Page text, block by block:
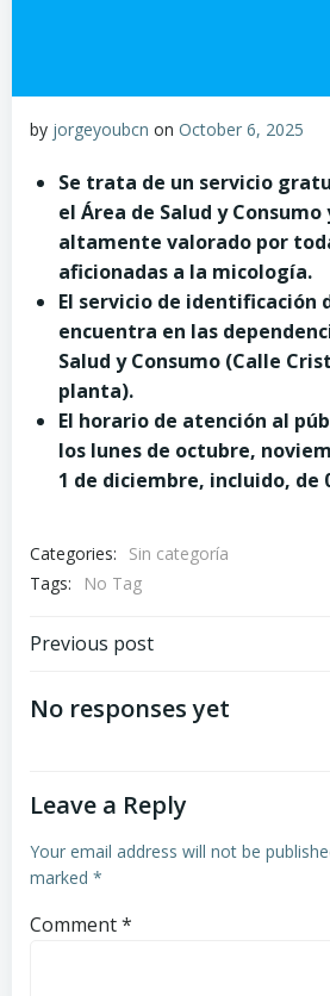
by jorgeyoubcn on October 6, 2025
Se trata de un servicio
el Área de Salud y Consumo
altamente valorado por
aficionadas a la micología.
El servicio de identificación
encuentra en las
Salud y Consumo (Calle
planta).
El horario de atención al
los lunes de octubre,
1 de diciembre, incluido, de
Categories:
Sin categoría
Tags:
No Tag
Post
navigation
Previous post
No responses yet
Leave a Reply
Your email address will not be
marked *
Comment*